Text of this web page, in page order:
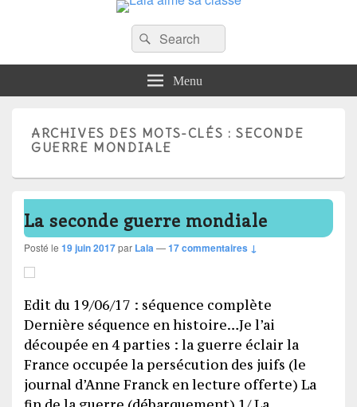
Lala aime sa classe
Anglais, cartes mentales et ….Recherche :
Rechercher
Menu
ARCHIVES DES MOTS-CLÉS :SECONDE
GUERRE MONDIALE
La seconde guerre mondiale
Posté le 19 juin 2017par Lala—17 commentaires ↓
Edit du 19/06/17 : séquence complète
Dernière séquence en histoire…Je l’ai
découpée en 4 parties : la guerre éclair la
France occupée la persécution des juifs (le
journal d’Anne Franck en lecture offerte) La